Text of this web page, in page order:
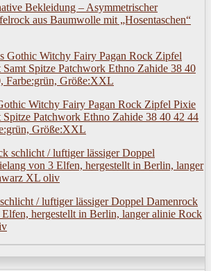
Bekleidung – Asymmetrischer
aus Baumwolle mit „Hosentaschen“
Witchy Fairy Pagan Rock Zipfel Pixie
Patchwork Ethno Zahide 38 40 42 44
Größe:XXL
/ luftiger lässiger Doppel Damenrock
hergestellt in Berlin, langer alinie Rock